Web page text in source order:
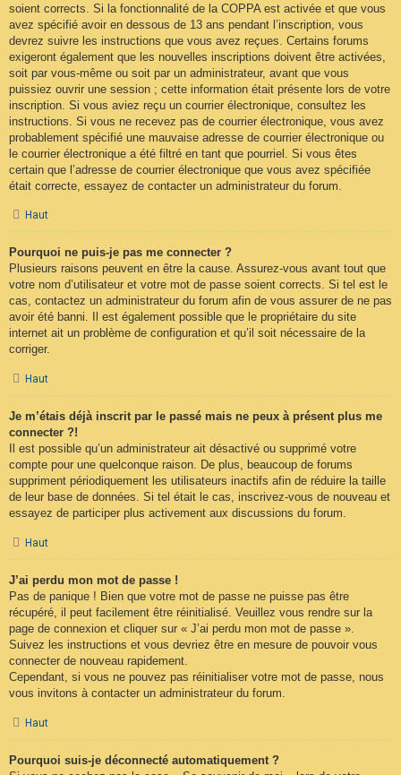
soient corrects. Si la fonctionnalité de la COPPA est activée et que vous
avez spécifié avoir en dessous de 13 ans pendant l’inscription, vous
devrez suivre les instructions que vous avez reçues. Certains forums
exigeront également que les nouvelles inscriptions doivent être activées,
soit par vous-même ou soit par un administrateur, avant que vous
puissiez ouvrir une session ; cette information était présente lors de votre
inscription. Si vous aviez reçu un courrier électronique, consultez les
instructions. Si vous ne recevez pas de courrier électronique, vous avez
probablement spécifié une mauvaise adresse de courrier électronique ou
le courrier électronique a été filtré en tant que pourriel. Si vous êtes
certain que l’adresse de courrier électronique que vous avez spécifiée
était correcte, essayez de contacter un administrateur du forum.
Haut
Pourquoi ne puis-je pas me connecter ?
Plusieurs raisons peuvent en être la cause. Assurez-vous avant tout que
votre nom d’utilisateur et votre mot de passe soient corrects. Si tel est le
cas, contactez un administrateur du forum afin de vous assurer de ne pas
avoir été banni. Il est également possible que le propriétaire du site
internet ait un problème de configuration et qu’il soit nécessaire de la
corriger.
Haut
Je m’étais déjà inscrit par le passé mais ne peux à présent plus me
connecter ?!
Il est possible qu’un administrateur ait désactivé ou supprimé votre
compte pour une quelconque raison. De plus, beaucoup de forums
suppriment périodiquement les utilisateurs inactifs afin de réduire la taille
de leur base de données. Si tel était le cas, inscrivez-vous de nouveau et
essayez de participer plus activement aux discussions du forum.
Haut
J’ai perdu mon mot de passe !
Pas de panique ! Bien que votre mot de passe ne puisse pas être
récupéré, il peut facilement être réinitialisé. Veuillez vous rendre sur la
page de connexion et cliquer sur « J’ai perdu mon mot de passe ».
Suivez les instructions et vous devriez être en mesure de pouvoir vous
connecter de nouveau rapidement.
Cependant, si vous ne pouvez pas réinitialiser votre mot de passe, nous
vous invitons à contacter un administrateur du forum.
Haut
Pourquoi suis-je déconnecté automatiquement ?